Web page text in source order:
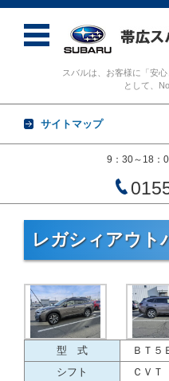
スバルは、お客様に「安
として、
サイトマップ
9：30～18：
コンテンツに移動
レガシィアウト
型 式
ＢＴ５
シフト
ＣＶＴ